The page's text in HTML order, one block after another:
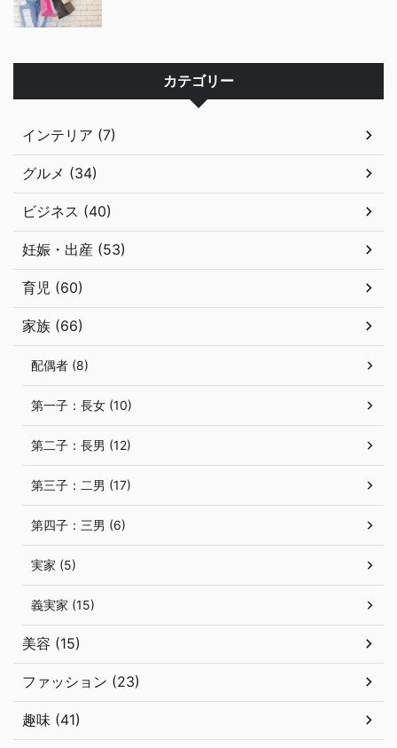
カテゴリー
インテリア (7)
グルメ (34)
ビジネス (40)
妊娠・出産 (53)
育児 (60)
家族 (66)
配偶者 (8)
第一子：長女 (10)
第二子：長男 (12)
第三子：二男 (17)
第四子：三男 (6)
実家 (5)
義実家 (15)
美容 (15)
ファッション (23)
趣味 (41)